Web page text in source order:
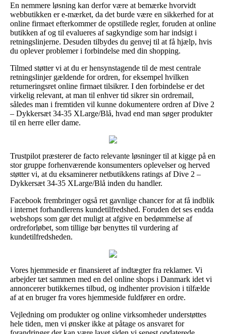
En nemmere løsning kan derfor være at bemærke hvorvidt
webbutikken er e-mærket, da det burde være en sikkerhed for at
online firmaet efterkommer de opstillede regler, foruden at online
butikken af og til evalueres af sagkyndige som har indsigt i
retningslinjerne. Desuden tilbydes du genvej til at få hjælp, hvis
du oplever problemer i forbindelse med din shopping.
Tilmed støtter vi at du er hensynstagende til de mest centrale
retningslinjer gældende for ordren, for eksempel hvilken
returneringsret online firmaet tilsikrer. I den forbindelse er det
virkelig relevant, at man til enhver tid sikrer sin ordremail,
således man i fremtiden vil kunne dokumentere ordren af Dive 2
– Dykkersæt 34-35 XLarge/Blå, hvad end man søger produkter
til en herre eller dame.
Trustpilot præsterer de facto relevante løsninger til at kigge på en
stor gruppe forhenværende konsumenters oplevelser og herved
støtter vi, at du eksaminerer netbutikkens ratings af Dive 2 –
Dykkersæt 34-35 XLarge/Blå inden du handler.
Facebook frembringer også ret gavnlige chancer for at få indblik
i internet forhandlerens kundetilfredshed. Foruden det ses endda
webshops som gør det muligt at afgive en bedømmelse af
ordreforløbet, som tillige bør benyttes til vurdering af
kundetilfredsheden.
Vores hjemmeside er finansieret af indtægter fra reklamer. Vi
arbejder tæt sammen med en del online shops i Danmark idet vi
annoncerer butikkernes tilbud, og indhenter provision i tilfælde
af at en bruger fra vores hjemmeside fuldfører en ordre.
Vejledning om produkter og online virksomheder understøttes
hele tiden, men vi ønsker ikke at påtage os ansvaret for